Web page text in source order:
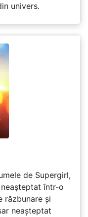
univers.
de Supergirl,
într-o
răzbunare și
neașteptat